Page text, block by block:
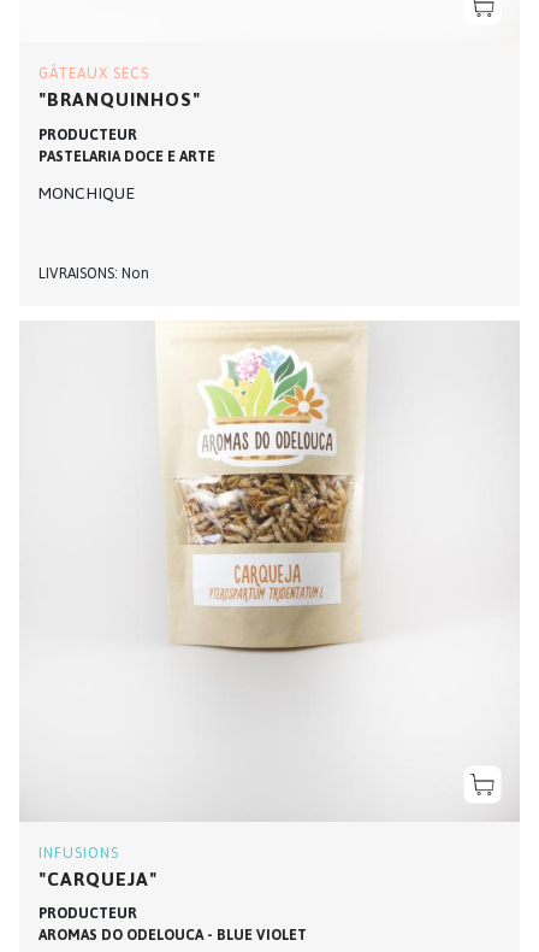
GÂTEAUX SECS
"BRANQUINHOS"
PRODUCTEUR
PASTELARIA DOCE E ARTE
MONCHIQUE
LIVRAISONS Non
INFUSIONS
"CARQUEJA"
PRODUCTEUR
AROMAS DO ODELOUCA - BLUE VIOLET